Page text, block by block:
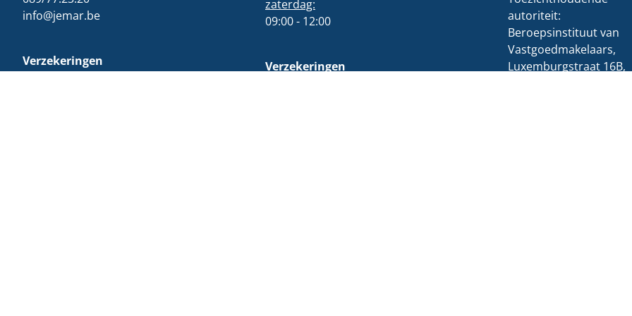
info@jemar.be
Verzekeringen
zaterdag:
09:00 - 12:00
Verzekeringen
autoriteit:
Beroepsinstituut van
Vastgoedmakelaars,
Luxemburgstraat 16B,